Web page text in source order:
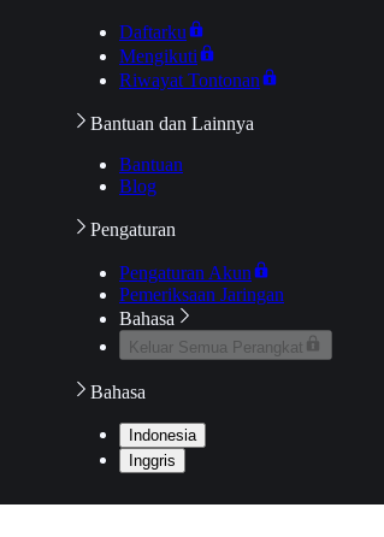
Daftarku
Mengikuti
Riwayat Tontonan
Bantuan dan Lainnya
Bantuan
Blog
Pengaturan
Pengaturan Akun
Pemeriksaan Jaringan
Bahasa
Keluar Semua Perangkat
Bahasa
Indonesia
Inggris